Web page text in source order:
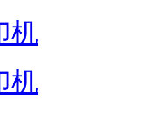
机
机